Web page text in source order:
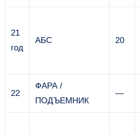
21
год
АБС 20
22
ФАРА /
ПОДЪЕМНИК
—